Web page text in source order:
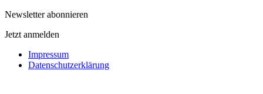
Newsletter abonnieren
Jetzt anmelden
Impressum
Datenschutzerklärung